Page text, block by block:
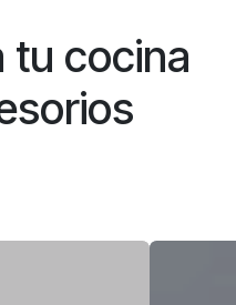
tu cocina